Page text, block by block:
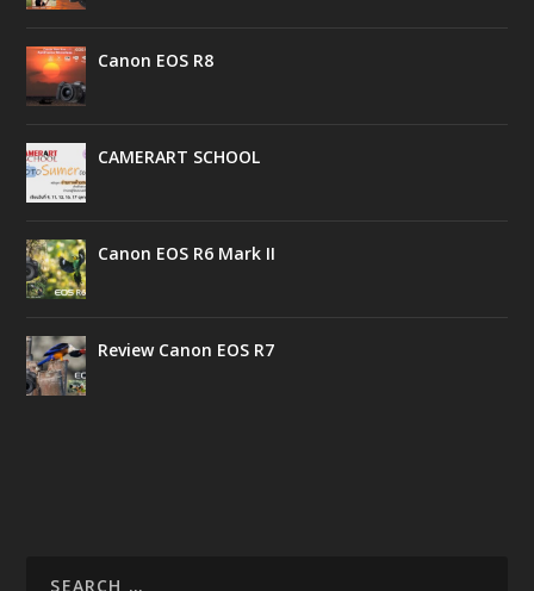
Canon EOS R8
CAMERART SCHOOL
Canon EOS R6 Mark II
Review Canon EOS R7